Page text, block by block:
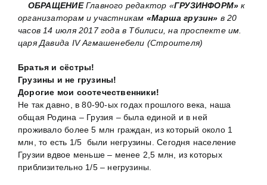
ОБРАЩЕНИЕГлавного редактор «ГРУЗИНФОРМ»к
организаторам и участникам «Марша грузин» в 20
часов 14 июля 2017 года в Тбилиси, на проспекте им.
царя Давида IV Агмашенебели (Строителя)
Братья и сёстры!
Грузины и не грузины!
Дорогие мои соотечественники!
Не так давно, в 80-90-ых годах прошлого века, наша
общая Родина – Грузия – была единой и в ней
проживало более 5 млн граждан, из который около 1
млн, то есть 1/5 были негрузины. Сегодня население
Грузии вдвое меньше – менее 2,5 млн, из которых
приблизительно 1/5 – негрузины.